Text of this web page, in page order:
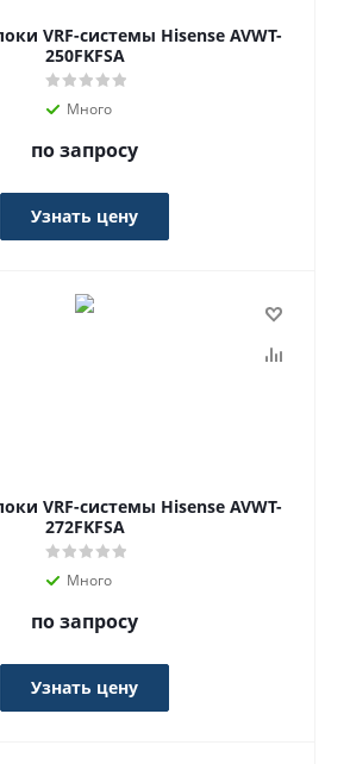
VRF-системы Hisense AVWT-
250FKFSA
Много
по запросу
Узнать цену
VRF-системы Hisense AVWT-
272FKFSA
Много
по запросу
Узнать цену